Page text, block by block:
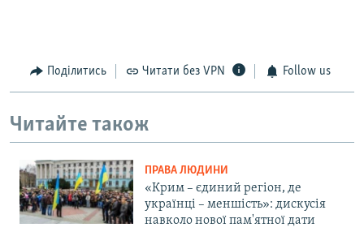
Поділитись Читати без VPN Follow us
Читайте також
ПРАВА ЛЮДИНИ
«Крим – єдиний регіон, де
українці – меншість»: дискусія
навколо нової пам'ятної дати